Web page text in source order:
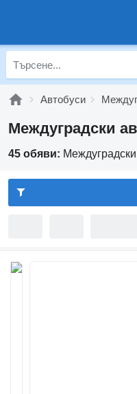
Автобуси
Междуградски
45 обяви: